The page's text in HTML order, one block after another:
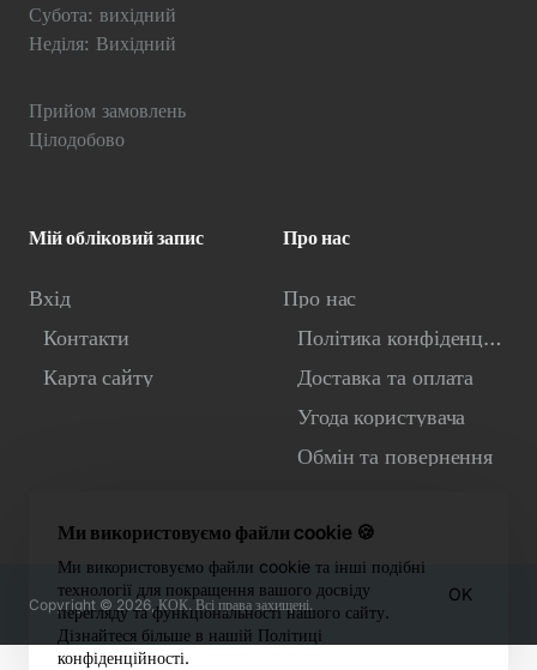
Ми використовуємо файли cookie 🍪
Ми використовуємо файли cookie та інші подібні
технології для покращення вашого досвіду
перегляду та функціональності нашого сайту.
Дізнайтеся більше в нашій Політиці
конфіденційності.
OK
Субота: вихідний
Неділя: Вихідний
Прийом замовлень
Цілодобово
Мій обліковий запис
Вхід
Контакти
Карта сайту
Про нас
Про нас
Політика конфіденційності
Доставка та оплата
Угода користувача
Обмін та повернення
Copyright © 2026, КОК. Всі права захищені.